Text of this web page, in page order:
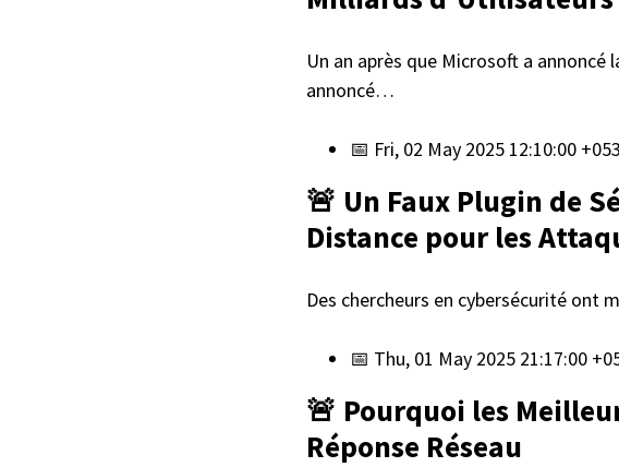
Un an après que Microsoft a
annoncé…
📅 Fri, 02 May 2025 12:10:00
🚨 Un Faux Plugin de
Distance pour les
Des chercheurs en cybersécurité ont
📅 Thu, 01 May 2025 21:17:00
🚨 Pourquoi les
Réponse Réseau